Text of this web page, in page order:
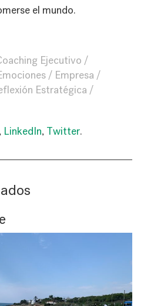
el mundo.
Ejecutivo
Empresa
Estratégica
, LinkedIn, Twitter.